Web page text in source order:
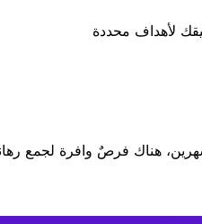
لأهداف محددة
مدار شهرين، هناك فرصٌ وافرة